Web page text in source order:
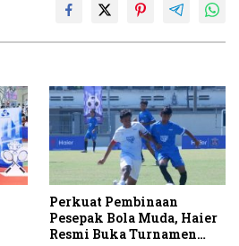
Perkuat Pembinaan
Pesepak Bola Muda, Haier
Resmi Buka Turnamen